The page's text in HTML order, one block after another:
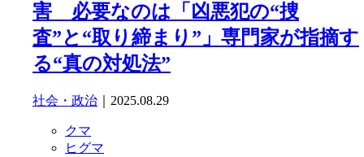
害 必要なのは「凶悪犯の“捜
査”と“取り締まり”」専門家が指摘す
る“真の対処法”
社会・政治 ｜2025.08.29
クマ
ヒグマ